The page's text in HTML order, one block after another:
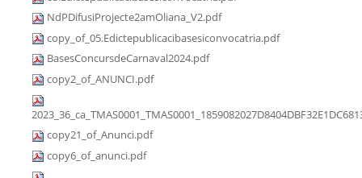
NdPDifusiProjecte2amOliana_V2.pdf
copy_of_05.Edictepublicacibasesiconvocatria.pdf
BasesConcursdeCarnaval2024.pdf
copy2_of_ANUNCI.pdf
copy21_of_Anunci.pdf
copy6_of_anunci.pdf